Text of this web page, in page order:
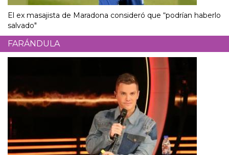
El ex masajista de Maradona consideró que “podrían haberlo
salvado"
FARÁNDULA